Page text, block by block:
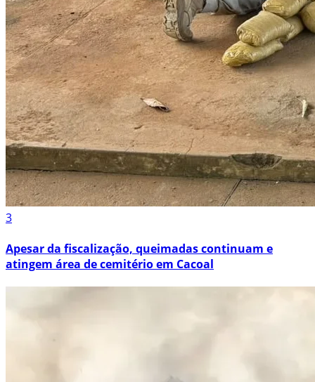
3
Apesar da fiscalização, queimadas continuam e
atingem área de cemitério em Cacoal